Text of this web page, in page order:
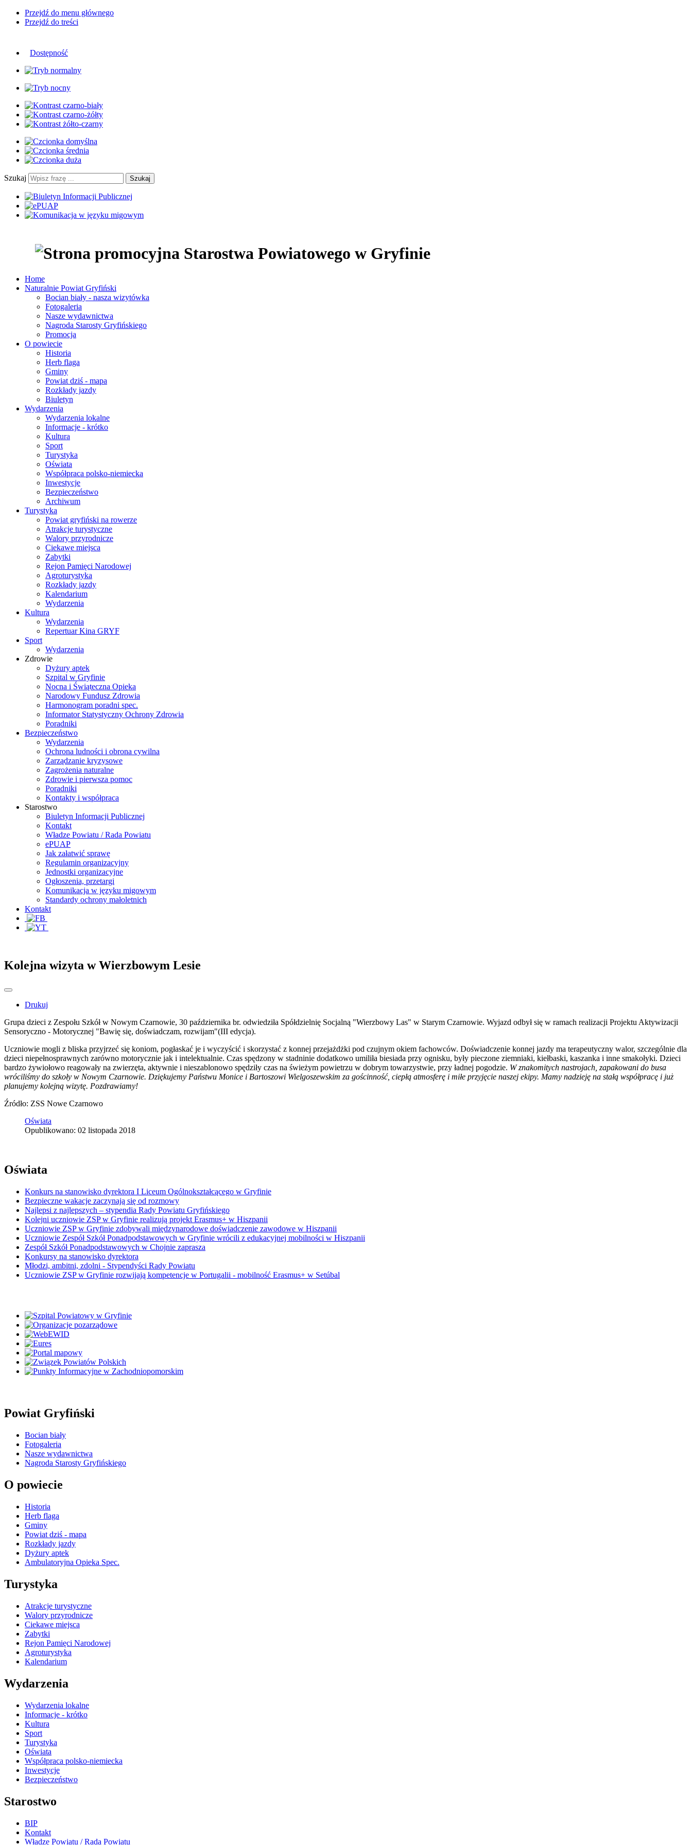
Przejdź do menu głównego
Przejdź do treści
Dostępność
Szukaj Szukaj
Home
Naturalnie Powiat Gryfiński
Bocian biały - nasza wizytówka
Fotogaleria
Nasze wydawnictwa
Nagroda Starosty Gryfińskiego
Promocja
O powiecie
Historia
Herb flaga
Gminy
Powiat dziś - mapa
Rozkłady jazdy
Biuletyn
Wydarzenia
Wydarzenia lokalne
Informacje - krótko
Kultura
Sport
Turystyka
Oświata
Współpraca polsko-niemiecka
Inwestycje
Bezpieczeństwo
Archiwum
Turystyka
Powiat gryfiński na rowerze
Atrakcje turystyczne
Walory przyrodnicze
Ciekawe miejsca
Zabytki
Rejon Pamięci Narodowej
Agroturystyka
Rozkłady jazdy
Kalendarium
Wydarzenia
Kultura
Wydarzenia
Repertuar Kina GRYF
Sport
Wydarzenia
Zdrowie
Dyżury aptek
Szpital w Gryfinie
Nocna i Świąteczna Opieka
Narodowy Fundusz Zdrowia
Harmonogram poradni spec.
Informator Statystyczny Ochrony Zdrowia
Poradniki
Bezpieczeństwo
Wydarzenia
Ochrona ludności i obrona cywilna
Zarządzanie kryzysowe
Zagrożenia naturalne
Zdrowie i pierwsza pomoc
Poradniki
Kontakty i współpraca
Starostwo
Biuletyn Informacji Publicznej
Kontakt
Władze Powiatu / Rada Powiatu
ePUAP
Jak załatwić sprawę
Regulamin organizacyjny
Jednostki organizacyjne
Ogłoszenia, przetargi
Komunikacja w języku migowym
Standardy ochrony małoletnich
Kontakt
Kolejna wizyta w Wierzbowym Lesie
Drukuj
Grupa dzieci z Zespołu Szkół w Nowym Czarnowie, 30 października br. odwiedziła Spółdzielnię Socjalną "Wierzbowy Las" w Starym Czarnowie. Wyjazd odbył się w ramach realizacji Projektu Aktywizacji
Sensoryczno - Motorycznej "Bawię się, doświadczam, rozwijam"(III edycja).
Uczniowie mogli z bliska przyjrzeć się koniom, pogłaskać je i wyczyścić i skorzystać z konnej przejażdżki pod czujnym okiem fachowców. Doświadczenie konnej jazdy ma terapeutyczny walor, szczególnie dla
dzieci niepełnosprawnych zarówno motorycznie jak i intelektualnie. Czas spędzony w stadninie dodatkowo umiliła biesiada przy ognisku, były pieczone ziemniaki, kiełbaski, kaszanka i inne smakołyki. Dzieci
bardzo żywiołowo reagowały na zwierzęta, aktywnie i nieszablonowo spędziły czas na świeżym powietrzu w dobrym towarzystwie, przy ładnej pogodzie. W znakomitych nastrojach, zapakowani do busa
wróciliśmy do szkoły w Nowym Czarnowie. Dziękujemy Państwu Monice i Bartoszowi Wielgoszewskim za gościnność, ciepłą atmosferę i miłe przyjęcie naszej ekipy. Mamy nadzieję na stałą współpracę i już
planujemy kolejną wizytę. Pozdrawiamy!
Źródło: ZSS Nowe Czarnowo
Oświata
Opublikowano: 02 listopada 2018
Oświata
Konkurs na stanowisko dyrektora I Liceum Ogólnokształcącego w Gryfinie
Bezpieczne wakacje zaczynają się od rozmowy
Najlepsi z najlepszych – stypendia Rady Powiatu Gryfińskiego
Kolejni uczniowie ZSP w Gryfinie realizują projekt Erasmus+ w Hiszpanii
Uczniowie ZSP w Gryfinie zdobywali międzynarodowe doświadczenie zawodowe w Hiszpanii
Uczniowie Zespół Szkół Ponadpodstawowych w Gryfinie wrócili z edukacyjnej mobilności w Hiszpanii
Zespół Szkół Ponadpodstawowych w Chojnie zaprasza
Konkursy na stanowisko dyrektora
Młodzi, ambitni, zdolni - Stypendyści Rady Powiatu
Uczniowie ZSP w Gryfinie rozwijają kompetencje w Portugalii - mobilność Erasmus+ w Setúbal
Powiat Gryfiński
Bocian biały
Fotogaleria
Nasze wydawnictwa
Nagroda Starosty Gryfińskiego
O powiecie
Historia
Herb flaga
Gminy
Powiat dziś - mapa
Rozkłady jazdy
Dyżury aptek
Ambulatoryjna Opieka Spec.
Turystyka
Atrakcje turystyczne
Walory przyrodnicze
Ciekawe miejsca
Zabytki
Rejon Pamięci Narodowej
Agroturystyka
Kalendarium
Wydarzenia
Wydarzenia lokalne
Informacje - krótko
Kultura
Sport
Turystyka
Oświata
Współpraca polsko-niemiecka
Inwestycje
Bezpieczeństwo
Starostwo
BIP
Kontakt
Władze Powiatu / Rada Powiatu